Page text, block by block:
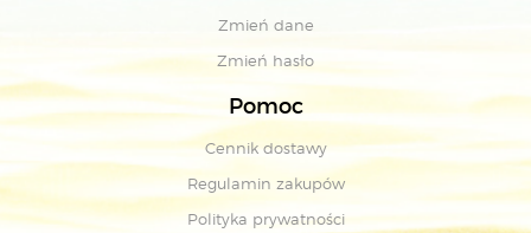
Zmień dane
Zmień hasło
Pomoc
Cennik dostawy
Regulamin zakupów
Polityka prywatności